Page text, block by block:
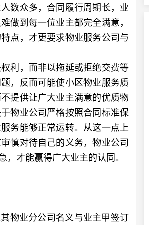
数众多，合同履行周期长，业
做到每一位业主都完全满意，
点，才更要求物业服务公司与
利，而非以拖延或拒绝交费等
，反而可能使小区物业服务质
提供让广大业主满意的优质物
物业公司严格按照合同标准保
务能够正常运转。从这一点上
慎对待自己的义务，物业公司
才能赢得广大业主的认同。
物业分公司名义与业主甲签订